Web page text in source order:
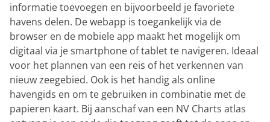
informatie toevoegen en bijvoorbeeld je favoriete
havens delen. De webapp is toegankelijk via de
browser en de mobiele app maakt het mogelijk om
digitaal via je smartphone of tablet te navigeren. Ideaal
voor het plannen van een reis of het verkennen van
nieuw zeegebied. Ook is het handig als online
havengids en om te gebruiken in combinatie met de
papieren kaart. Bij aanschaf van een NV Charts atlas